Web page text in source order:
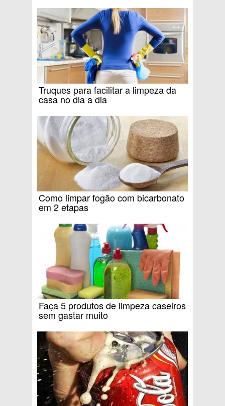
Truques para facilitar a limpeza da
casa no dia a dia
Como limpar fogão com bicarbonato
em 2 etapas
Faça 5 produtos de limpeza caseiros
sem gastar muito